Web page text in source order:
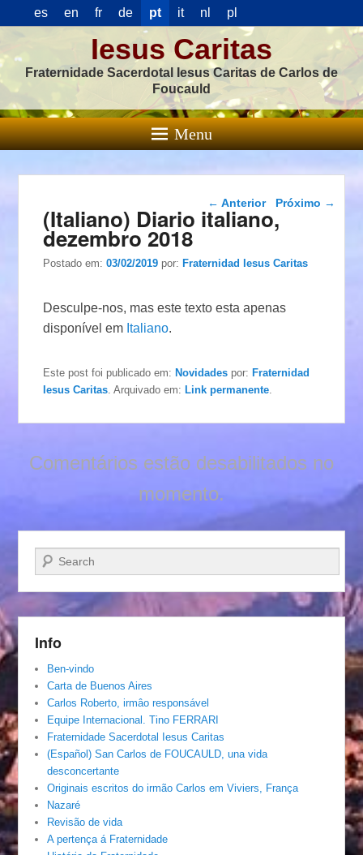
es en fr de pt it nl pl
Iesus Caritas
Fraternidade Sacerdotal Iesus Caritas de Carlos de
Foucauld
Menu
Navegação das
← Anterior Próximo →
(Italiano) Diario italiano,
dezembro 2018
Postado em:03/02/2019 por:Fraternidad Iesus Caritas
Desculpe-nos, mas este texto esta apenas
disponível em Italiano.
Este post foi publicado em:Novidades por:Fraternidad
Iesus Caritas . Arquivado em:Link permanente
Comentários estão desabilitados no
momento.
Pesquisar…
Info
Ben-vindo
Carta de Buenos Aires
Carlos Roberto, irmâo responsável
Equipe Internacional. Tino FERRARI
Fraternidade Sacerdotal Iesus Caritas
(Español) San Carlos de FOUCAULD, una vida
desconcertante
Originais escritos do irmão Carlos em Viviers, França
Nazaré
Revisão de vida
A pertença á Fraternidade